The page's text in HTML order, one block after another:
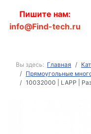
Пишите нам:
info@Find-tech.ru
Вы здесь: Главная
Прямоугольные
10032000 | LAPP |